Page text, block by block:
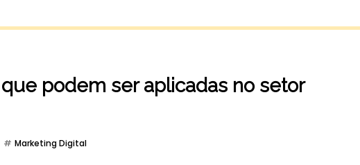
podem ser aplicadas no setor
Marketing Digital